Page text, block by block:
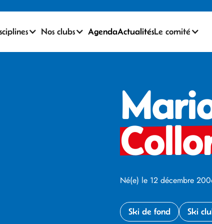
Nos clubs AgendaActualitésLe comité
Né(e) le 12 décembre
Ski de fond Ski